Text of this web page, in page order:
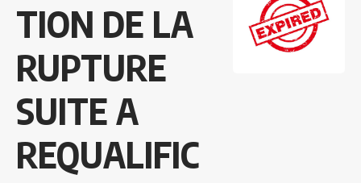
TION DE LA
RUPTURE
SUITE A
REQUALIFIC